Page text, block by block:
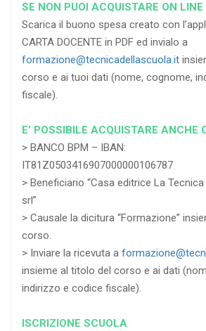
SE NON PUOI ACQUISTARE ON LINE
Scarica il buono spesa creato con
CARTA DOCENTE in PDF ed invialo a
formazione@tecnicadellascuola.it
corso e ai tuoi dati (nome, cognome,
fiscale).
E’ POSSIBILE ACQUISTARE ANCHE
> BANCO BPM – IBAN:
IT81Z0503416907000000106787
> Beneficiario “Casa editrice La
srl”
> Causale la dicitura “Formazione”
corso.
> Inviare la ricevuta a
insieme al titolo del corso e ai dati
indirizzo e codice fiscale).
ISCRIZIONE SCUOLA